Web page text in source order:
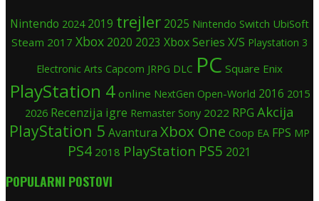
Nintendo 2024 2019 trejler 2025 Nintendo Switch UbiSoft
Steam 2017 Xbox 2020 2023 Xbox Series X/S Playstation 3
Electronic Arts Capcom JRPG DLC PC Square Enix
PlayStation 4 online NextGen Open-World 2016 2015
2026 Recenzija igre Remaster Sony 2022 RPG Akcija
PlayStation 5 Avantura Xbox One Coop EA FPS MP
PS4 2018 PlayStation PS5 2021
POPULARNI POSTOVI